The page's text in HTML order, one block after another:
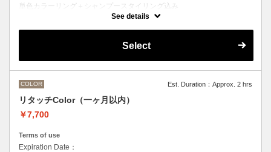
単色カラーリング＋シャンプースタイリング込み
M ¥＋1100 L¥＋1650 LL¥＋2200
の方は別のメニューをお選びください。
See details
Select
COLOR Est. Duration：Approx. 2 hrs
リタッチColor（一ヶ月以内）
￥7,700
Terms of use
Expiration Date：